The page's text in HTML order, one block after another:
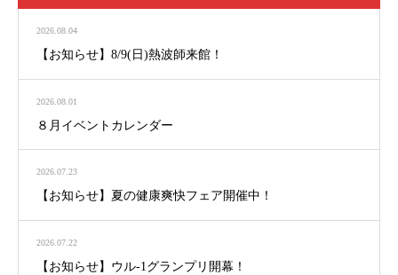
2026.08.04
【お知らせ】8/9(日)熱波師来館！
2026.08.01
８月イベントカレンダー
2026.07.23
【お知らせ】夏の健康爽快フェア開催中！
2026.07.22
【お知らせ】ウル-1グランプリ開幕！